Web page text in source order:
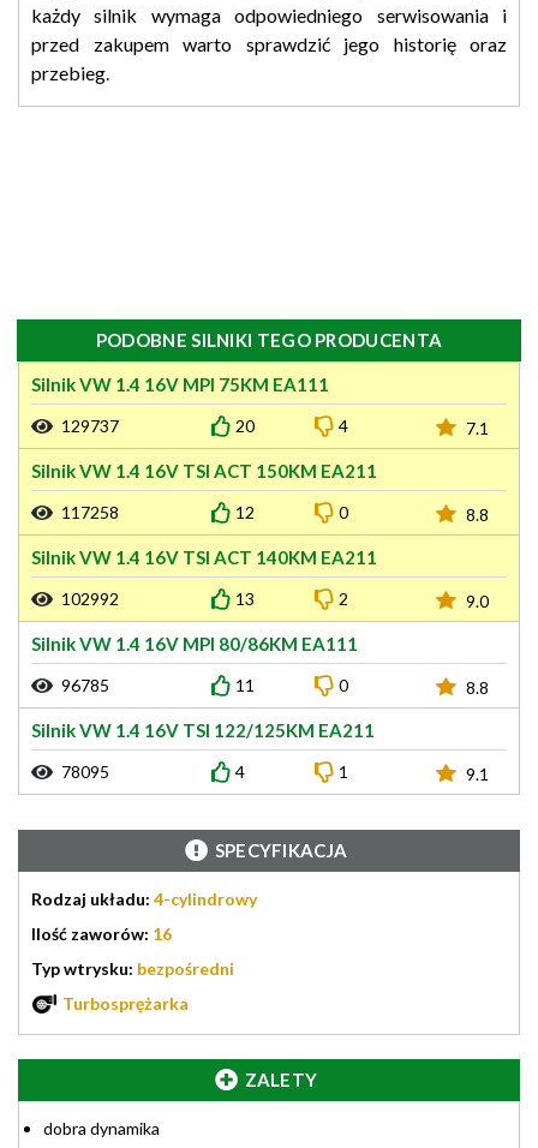
każdy silnik wymaga odpowiedniego serwisowania i
przed zakupem warto sprawdzić jego historię oraz
przebieg.
PODOBNE SILNIKI TEGO PRODUCENTA
Silnik VW 1.4 16V MPI 75KM EA111
129737 20 4 7.1
Silnik VW 1.4 16V TSI ACT 150KM EA211
117258 12 0 8.8
Silnik VW 1.4 16V TSI ACT 140KM EA211
102992 13 2 9.0
Silnik VW 1.4 16V MPI 80/86KM EA111
96785 11 0 8.8
Silnik VW 1.4 16V TSI 122/125KM EA211
78095 4 1 9.1
SPECYFIKACJA
Rodzaj układu: 4-cylindrowy
Ilość zaworów: 16
Typ wtrysku: bezpośredni
Turbosprężarka
ZALETY
dobra dynamika